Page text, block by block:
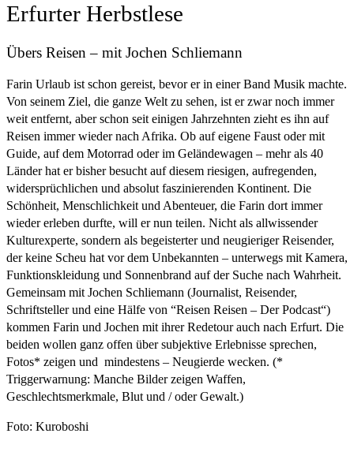
Erfurter Herbstlese
Übers Reisen – mit Jochen Schliemann
Farin Urlaub ist schon gereist, bevor er in einer Band Musik machte.
Von seinem Ziel, die ganze Welt zu sehen, ist er zwar noch immer
weit entfernt, aber schon seit einigen Jahrzehnten zieht es ihn auf
Reisen immer wieder nach Afrika. Ob auf eigene Faust oder mit
Guide, auf dem Motorrad oder im Geländewagen – mehr als 40
Länder hat er bisher besucht auf diesem riesigen, aufregenden,
widersprüchlichen und absolut faszinierenden Kontinent. Die
Schönheit, Menschlichkeit und Abenteuer, die Farin dort immer
wieder erleben durfte, will er nun teilen. Nicht als allwissender
Kulturexperte, sondern als begeisterter und neugieriger Reisender,
der keine Scheu hat vor dem Unbekannten – unterwegs mit Kamera,
Funktionskleidung und Sonnenbrand auf der Suche nach Wahrheit.
Gemeinsam mit Jochen Schliemann (Journalist, Reisender,
Schriftsteller und eine Hälfe von “Reisen Reisen – Der Podcast“)
kommen Farin und Jochen mit ihrer Redetour auch nach Erfurt. Die
beiden wollen ganz offen über subjektive Erlebnisse sprechen,
Fotos* zeigen und  mindestens – Neugierde wecken. (*
Triggerwarnung: Manche Bilder zeigen Waffen,
Geschlechtsmerkmale, Blut und / oder Gewalt.)
Foto: Kuroboshi